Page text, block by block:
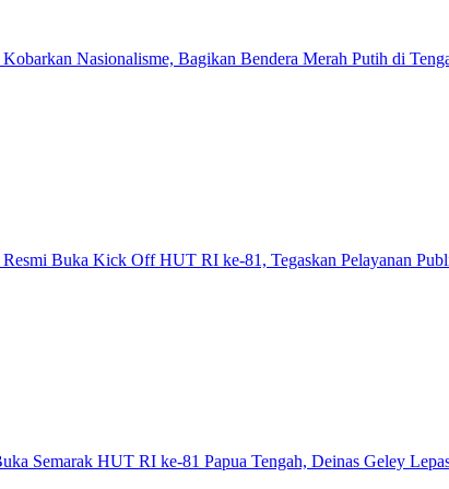
Nasionalisme, Bagikan Bendera Merah Putih di
Buka Kick Off HUT RI ke-81, Tegaskan Pelayanan
Semarak HUT RI ke-81 Papua Tengah, Deinas Geley